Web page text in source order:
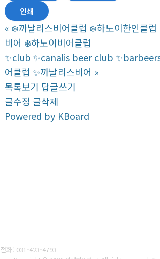
인쇄
« ❄️까날리스비어클럽 ❄️하노이한인
비어 ‍‍❄️하노이비어클럽
✨club ✨canalis beer club
어클럽 ✨까날리스비어 »
목록보기 답글쓰기
글수정 글삭제
Powered by KBoard
전화: 031-423-4793